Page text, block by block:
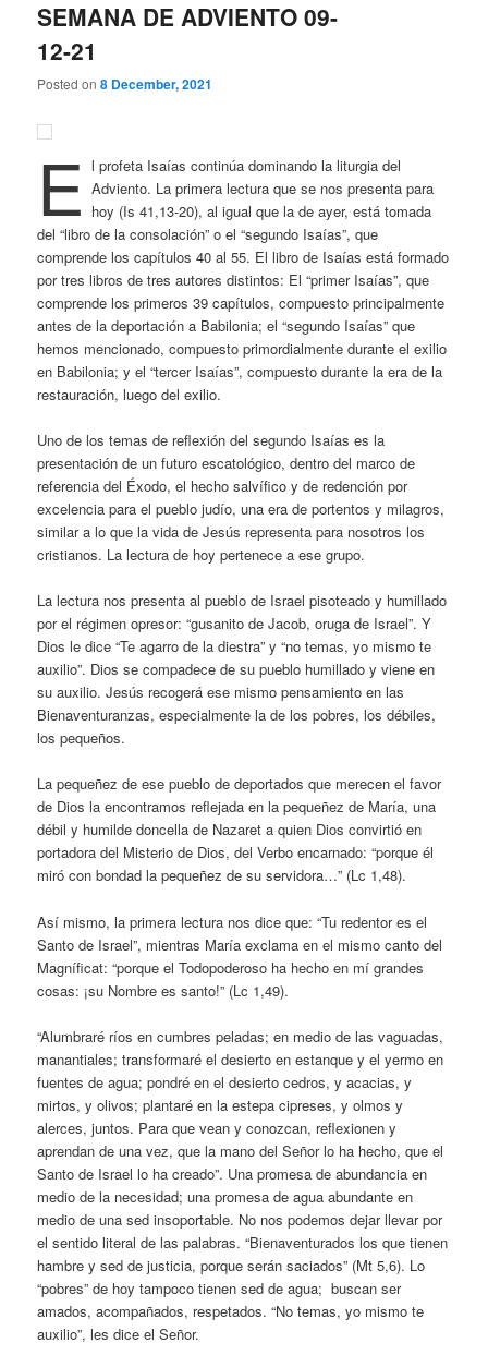
SEMANA DE ADVIENTO 09-
12-21
Posted on8 December, 2021
E l profeta Isaías continúa dominando la liturgia del
Adviento. La primera lectura que se nos presenta para
hoy (Is 41,13-20), al igual que la de ayer, está tomada
del “libro de la consolación” o el “segundo Isaías”, que
comprende los capítulos 40 al 55. El libro de Isaías está formado
por tres libros de tres autores distintos: El “primer Isaías”, que
comprende los primeros 39 capítulos, compuesto principalmente
antes de la deportación a Babilonia; el “segundo Isaías” que
hemos mencionado, compuesto primordialmente durante el exilio
en Babilonia; y el “tercer Isaías”, compuesto durante la era de la
restauración, luego del exilio.
Uno de los temas de reflexión del segundo Isaías es la
presentación de un futuro escatológico, dentro del marco de
referencia del Éxodo, el hecho salvífico y de redención por
excelencia para el pueblo judío, una era de portentos y milagros,
similar a lo que la vida de Jesús representa para nosotros los
cristianos. La lectura de hoy pertenece a ese grupo.
La lectura nos presenta al pueblo de Israel pisoteado y humillado
por el régimen opresor: “gusanito de Jacob, oruga de Israel”. Y
Dios le dice “Te agarro de la diestra” y “no temas, yo mismo te
auxilio”. Dios se compadece de su pueblo humillado y viene en
su auxilio. Jesús recogerá ese mismo pensamiento en las
Bienaventuranzas, especialmente la de los pobres, los débiles,
los pequeños.
La pequeñez de ese pueblo de deportados que merecen el favor
de Dios la encontramos reflejada en la pequeñez de María, una
débil y humilde doncella de Nazaret a quien Dios convirtió en
portadora del Misterio de Dios, del Verbo encarnado: “porque él
miró con bondad la pequeñez de su servidora…” (Lc 1,48).
Así mismo, la primera lectura nos dice que: “Tu redentor es el
Santo de Israel”, mientras María exclama en el mismo canto del
Magníficat: “porque el Todopoderoso ha hecho en mí grandes
cosas: ¡su Nombre es santo!” (Lc 1,49).
“Alumbraré ríos en cumbres peladas; en medio de las vaguadas,
manantiales; transformaré el desierto en estanque y el yermo en
fuentes de agua; pondré en el desierto cedros, y acacias, y
mirtos, y olivos; plantaré en la estepa cipreses, y olmos y
alerces, juntos. Para que vean y conozcan, reflexionen y
aprendan de una vez, que la mano del Señor lo ha hecho, que el
Santo de Israel lo ha creado”. Una promesa de abundancia en
medio de la necesidad; una promesa de agua abundante en
medio de una sed insoportable. No nos podemos dejar llevar por
el sentido literal de las palabras. “Bienaventurados los que tienen
hambre y sed de justicia, porque serán saciados” (Mt 5,6). Lo
“pobres” de hoy tampoco tienen sed de agua; buscan ser
amados, acompañados, respetados. “No temas, yo mismo te
auxilio”, les dice el Señor.